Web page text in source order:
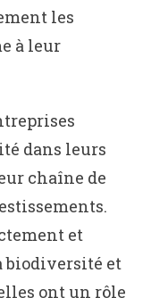
les
à leur
dans leurs
chaîne de
et
biodiversité et
ont un rôle